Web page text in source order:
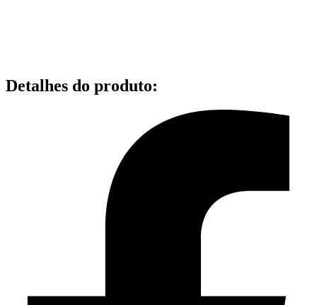
Detalhes do produto: